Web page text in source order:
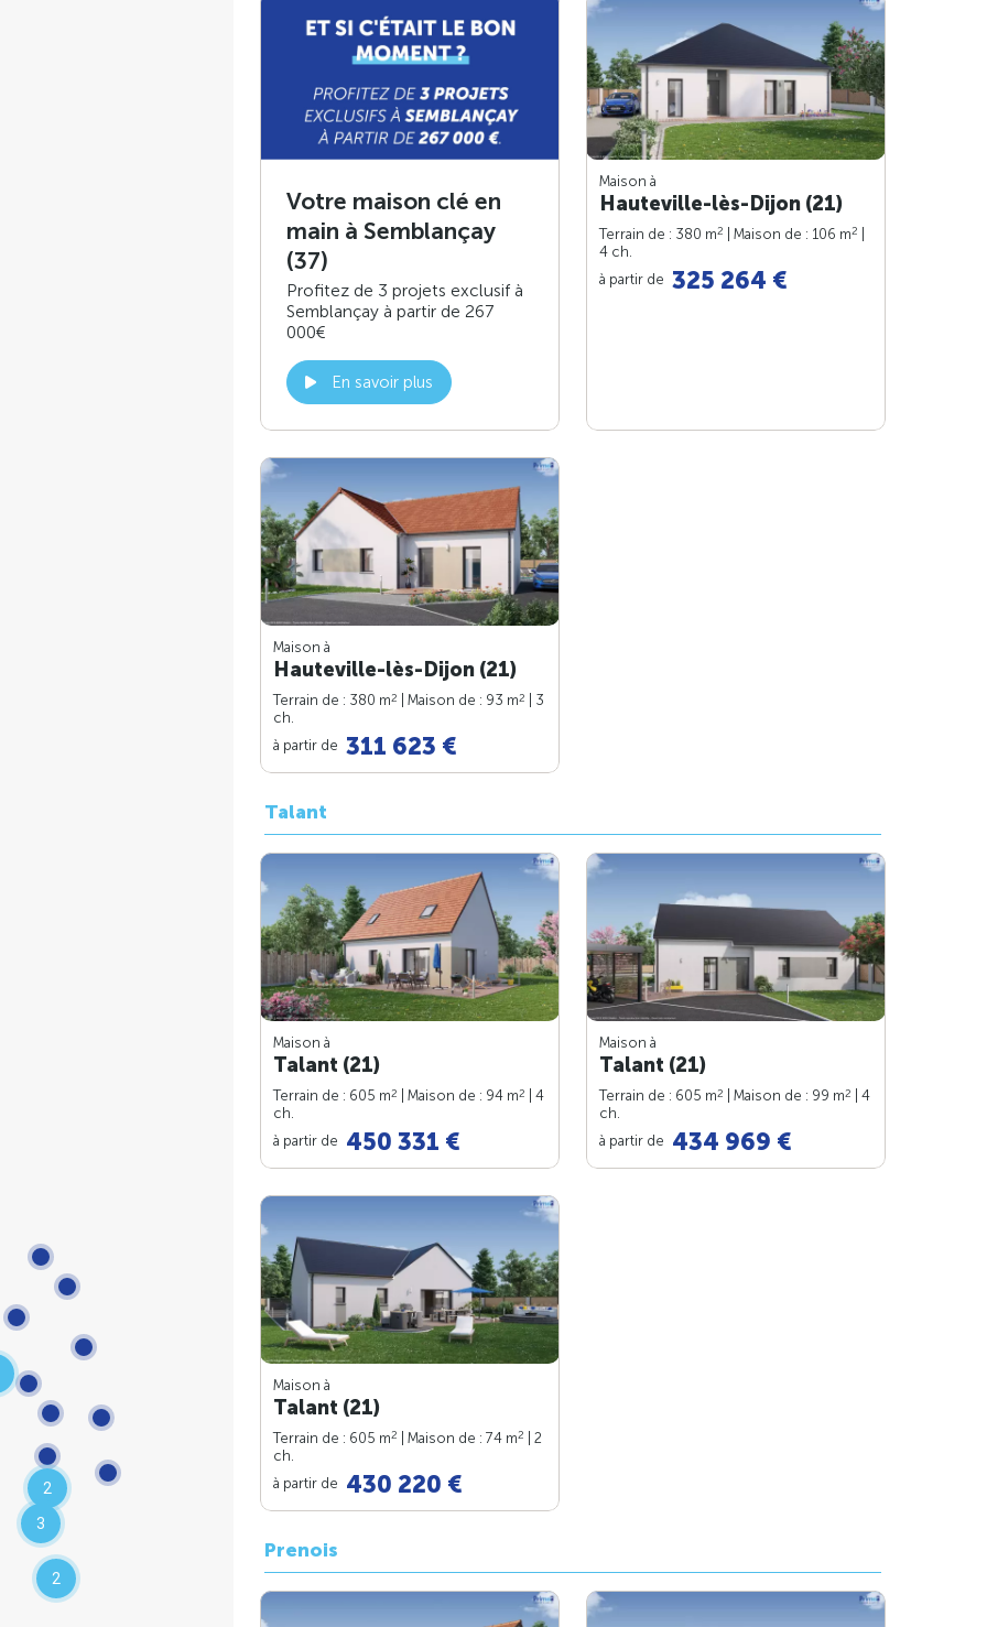
2
3
2
Votre maison clé en
main à Semblançay
(37)
Profitez de 3 projets exclusif à
Semblançay à partir de 267
000€
En savoir plus
Maison à
Hauteville-lès-Dijon (21)
Terrain de : 380 m2 | Maison de : 106 m2
4 ch.
à partir de 325 264 €
Maison à
Hauteville-lès-Dijon (21)
Terrain de : 380 m2 | Maison de : 93 m2
| 3
ch.
à partir de 311 623 €
Talant
Maison à
Talant (21)
Terrain de : 605 m2 | Maison de : 94 m2
| 4
ch.
à partir de 450 331 €
Maison à
Talant (21)
Terrain de : 605 m2 | Maison de : 99 m2
| 4
ch.
à partir de 434 969 €
Maison à
Talant (21)
Terrain de : 605 m2 | Maison de : 74 m2
| 2
ch.
à partir de 430 220 €
Prenois